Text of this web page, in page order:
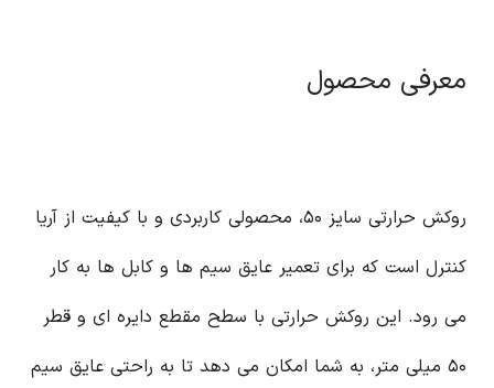
معرفی محصول
روکش حرارتی سایز ۵۰، محصولی کاربردی و با کیفیت از آریا
کنترل است که برای تعمیر عایق سیم ها و کابل ها به کار
می رود. این روکش حرارتی با سطح مقطع دایره ای و قطر
۵۰ میلی متر، به شما امکان می دهد تا به راحتی عایق سیم